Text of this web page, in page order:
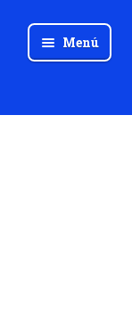
Menú